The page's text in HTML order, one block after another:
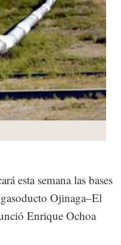
esta semana las bases
Ojinaga–El
Enrique Ochoa